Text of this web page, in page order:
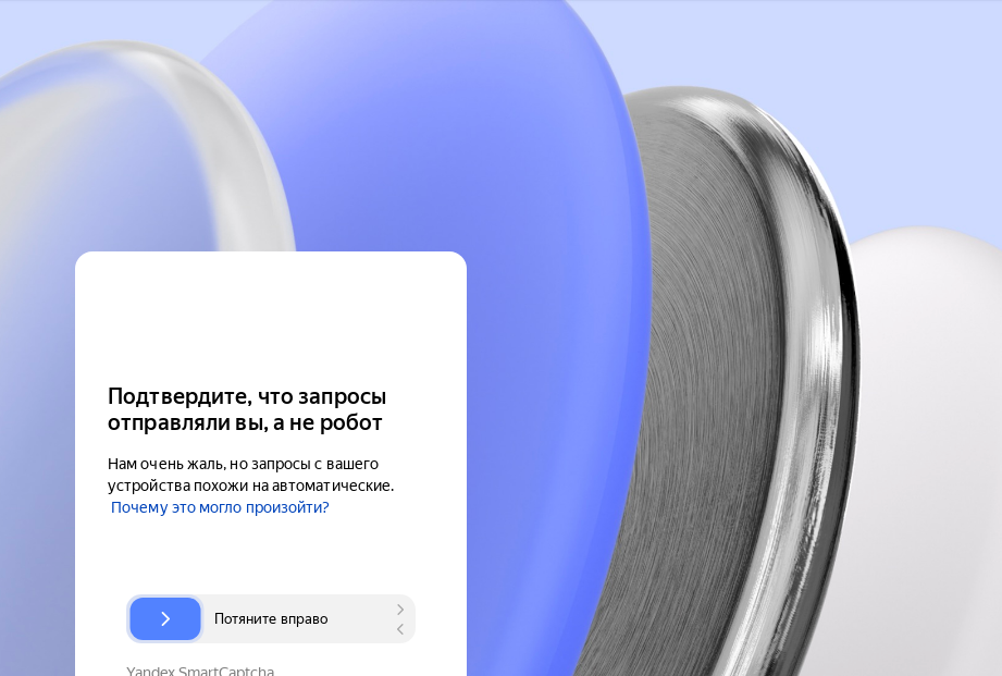
Подтвердите, что запросы
отправляли вы, а не робот
Нам очень жаль, но запросы с вашего
устройства похожи на автоматические.
Почему это могло произойти?